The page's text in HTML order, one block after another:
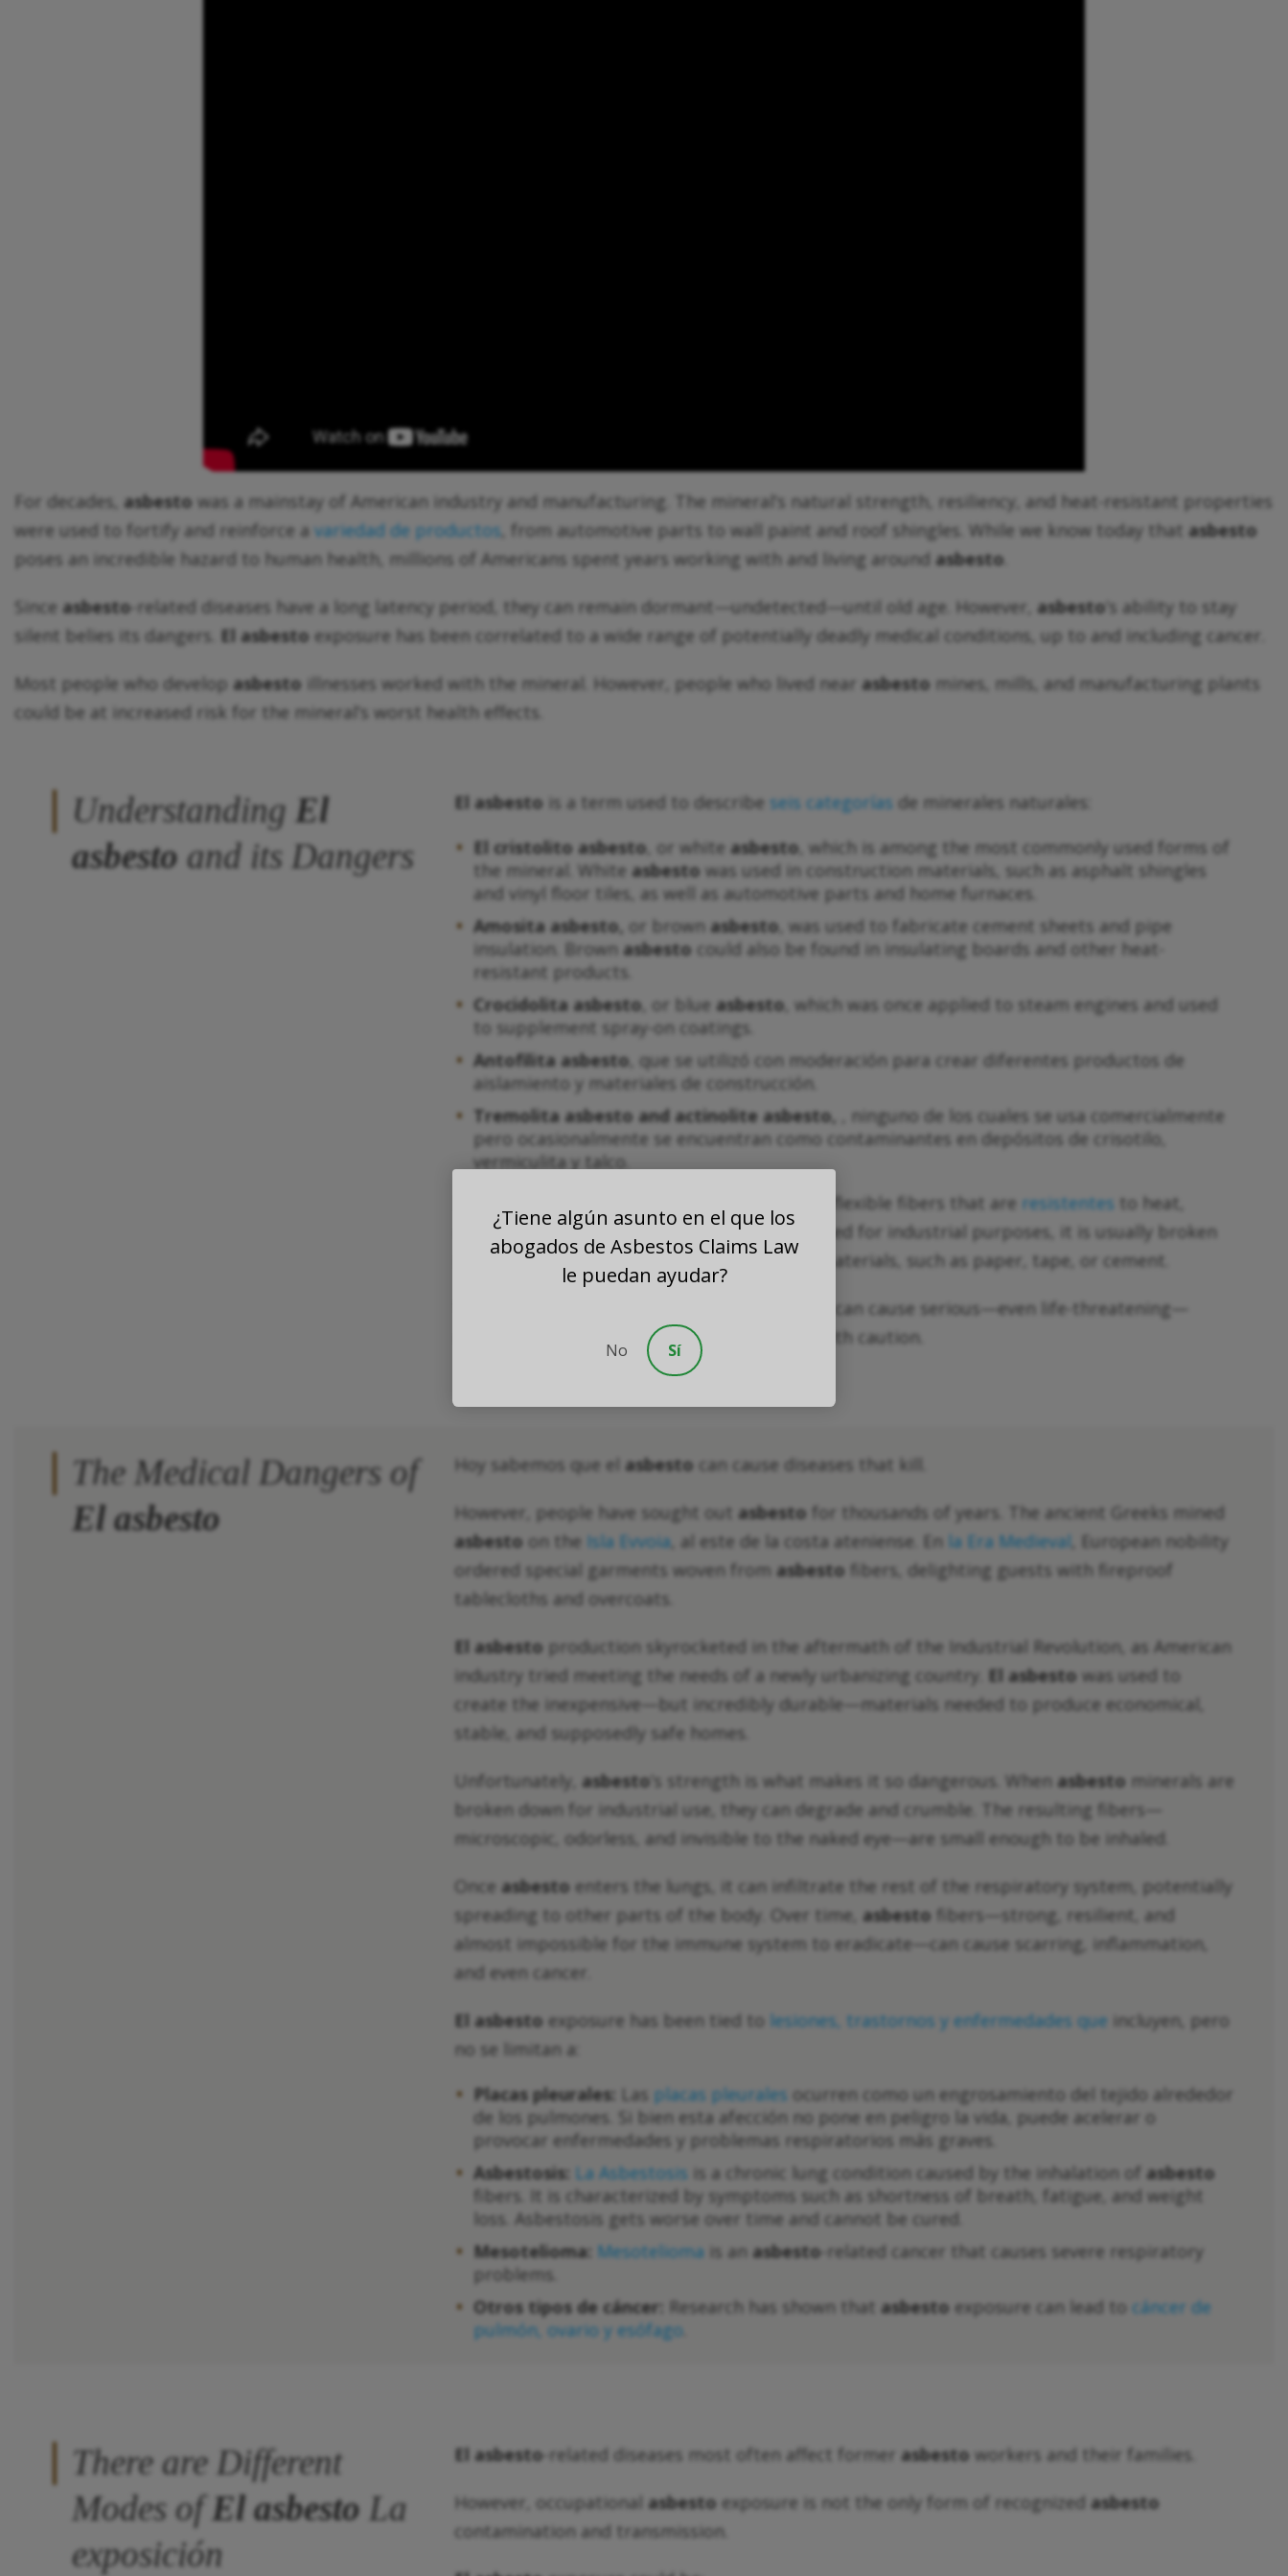
For decades, asbesto was a mainstay of American industry and manufacturing. The mineral’s natural strength, resiliency, and heat-resistant properties
were used to fortify and reinforce a variedad de productos , from automotive parts to wall paint and roof shingles. While we know today that asbesto
poses an incredible hazard to human health, millions of Americans spent years working with and living around asbesto
Since asbesto -related diseases have a long latency period, they can remain dormant—undetected—until old age. However, asbesto ’s ability to stay
silent belies its dangers. El asbesto exposure has been correlated to a wide range of potentially deadly medical conditions, up to and including cancer.
Most people who develop asbesto illnesses worked with the mineral. However, people who lived near asbesto mines, mills, and manufacturing plants
could be at increased risk for the mineral’s worst health effects.
Understanding El
asbesto and its Dangers
El asbesto is a term used to describe seis categorías de minerales naturales:
El cristolitoasbesto , or whiteasbesto , which is among the most commonly used forms of
the mineral. Whiteasbesto was used in construction materials, such as asphalt shingles
and vinyl floor tiles, as well as automotive parts and home furnaces.
Amositaasbesto or brownasbesto , was used to fabricate cement sheets and pipe
insulation. Brownasbesto could also be found in insulating boards and other heat-
resistant products.
Crocidolitaasbesto , or blueasbesto , which was once applied to steam engines and used
to supplement spray-on coatings.
Antofilitaasbesto , que se utilizó con moderación para crear diferentes productos de
aislamiento y materiales de construcción.
Tremolitaasbesto and actinoliteasbesto
, ninguno de los cuales se usa comercialmente
pero ocasionalmente se encuentran como contaminantes en depósitos de crisotilo,
vermiculita y talco.
is comprised of highly flexible fibers that are resistentes to heat,
electricity, and corrosion. Whenasbestois used for industrial purposes, it is usually broken
down and used to fortify or reinforce other materials, such as paper, tape, or cement.
is not inherently dangerous, it can cause serious—even life-threatening—
complications if and when it is not handled with caution.
The Medical Dangers of
El asbesto
Hoy sabemos que el asbesto can cause diseases that kill.
However, people have sought out asbesto for thousands of years. The ancient Greeks mined
asbesto on the Isla Evvoia , al este de la costa ateniense. En la Era Medieval , European nobility
ordered special garments woven from asbesto fibers, delighting guests with fireproof
tablecloths and overcoats.
El asbesto production skyrocketed in the aftermath of the Industrial Revolution, as American
industry tried meeting the needs of a newly urbanizing country. El asbesto was used to
create the inexpensive—but incredibly durable—materials needed to produce economical,
stable, and supposedly safe homes.
Unfortunately, asbesto ’s strength is what makes it so dangerous. When asbesto minerals are
broken down for industrial use, they can degrade and crumble. The resulting fibers—
microscopic, odorless, and invisible to the naked eye—are small enough to be inhaled.
Once asbesto enters the lungs, it can infiltrate the rest of the respiratory system, potentially
spreading to other parts of the body. Over time, asbesto fibers—strong, resilient, and
almost impossible for the immune system to eradicate—can cause scarring, inflammation,
and even cancer.
El asbesto exposure has been tied to lesiones, trastornos y enfermedades que incluyen, pero
no se limitan a:
Placas pleurales:
Las placas pleurales ocurren como un engrosamiento del tejido alrededor
de los pulmones. Si bien esta afección no pone en peligro la vida, puede acelerar o
provocar enfermedades y problemas respiratorios más graves.
Asbestosis: La Asbestosis is a chronic lung condition caused by the inhalation of asbesto
fibers. It is characterized by symptoms such as shortness of breath, fatigue, and weight
loss. Asbestosis gets worse over time and cannot be cured.
Mesotelioma: Mesotelioma is an asbesto -related cancer that causes severe respiratory
problems.
Otros tipos de cáncer: Research has shown that asbesto exposure can lead tocáncer de
pulmón, ovario y esófago
There are Different
Modes ofEl asbesto La
exposición
El asbesto -related diseases most often affect formerasbesto workers and their families.
However, occupationalasbesto exposure is not the only form of recognizedasbesto
contamination and transmission.
¿Tiene algún asunto en el que los
abogados de Asbestos Claims Law
le puedan ayudar?
No Sí